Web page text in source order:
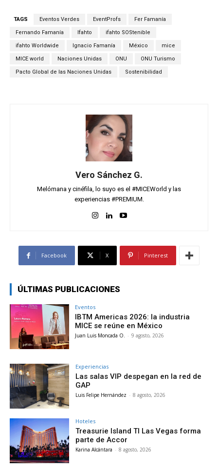
TAGS Eventos Verdes EventProfs Fer Famanía
Fernando Famanía Ifahto ifahto SOStenible
ifahto Worldwide Ignacio Famanía México mice
MICE world Naciones Unidas ONU ONU Turismo
Pacto Global de las Naciones Unidas Sostenibilidad
Vero Sánchez G.
Melómana y cinéfila, lo suyo es el #MICEWorld y las
experiencias #PREMIUM.
Facebook X Pinterest
ÚLTIMAS PUBLICACIONES
Eventos
IBTM Americas 2026: la industria
MICE se reúne en México
Juan Luis Moncada O. - 9 agosto, 2026
Experiencias
Las salas VIP despegan en la red de
GAP
Luis Felipe Hernández - 8 agosto, 2026
Hoteles
Treasurie Island TI Las Vegas forma
parte de Accor
Karina Alcántara - 8 agosto, 2026